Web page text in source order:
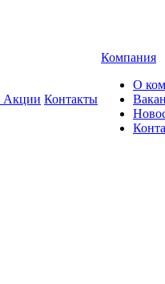
Акции Контакты
Компания
О